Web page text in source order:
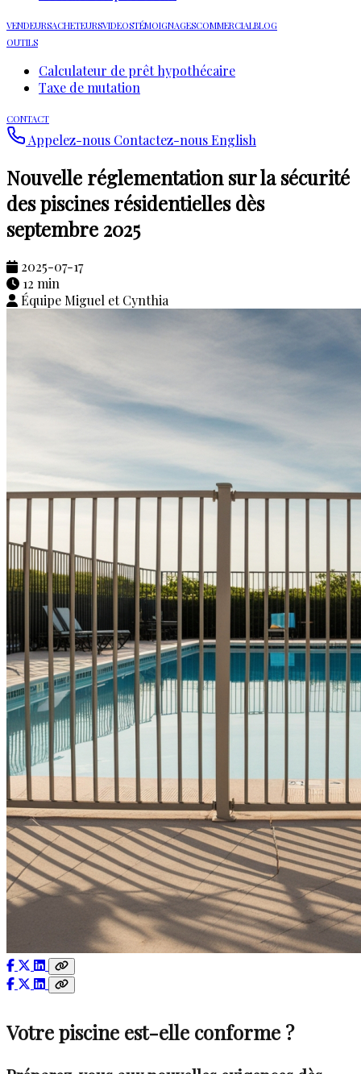
VENDEURSACHETEURSVIDEOSTÉMOIGNAGESCOMMERCIALBLOG
OUTILS
Calculateur de prêt hypothécaire
Taxe de mutation
CONTACT
Appelez-nous Contactez-nousEnglish
Nouvelle réglementation sur la sécurité
des piscines résidentielles dès
septembre 2025
2025-07-17
12 min
Équipe Miguel et Cynthia
Votre piscine est-elle conforme ?